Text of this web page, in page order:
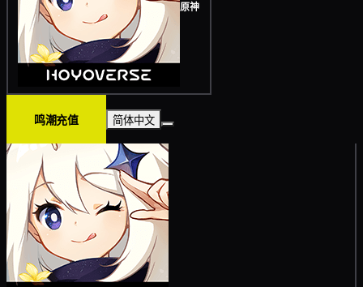
原神
鸣潮充值 简体中文